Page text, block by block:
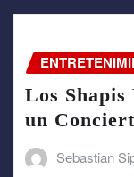
Los
un
Sebastian